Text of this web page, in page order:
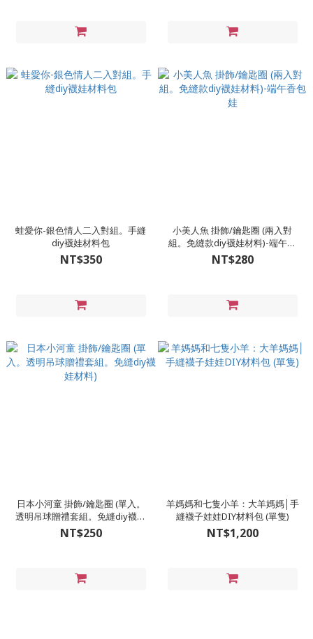
蛙愛你-銀色情人二入對組。手縫
diy襪娃材料包
NT$350
小美人魚 掛飾/鑰匙圈 (兩入對
組。免縫款diy襪娃材料)-端午香
包娃
NT$280
日本小河童 掛飾/鑰匙圈 (單入。
透明吊球贈禮套組。免縫diy襪娃
材料)
NT$250
羊媽媽和七隻小羊：大羊媽媽│手
縫襪子娃娃DIY材料包 (單隻)
NT$1,200